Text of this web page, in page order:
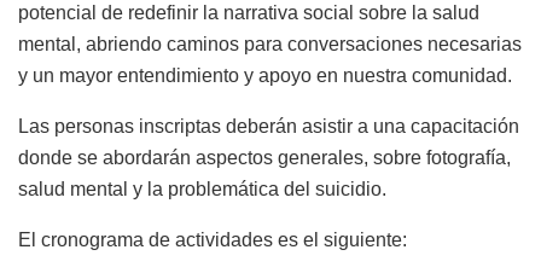
potencial de redefinir la narrativa social sobre la salud
mental, abriendo caminos para conversaciones necesarias
y un mayor entendimiento y apoyo en nuestra comunidad.
Las personas inscriptas deberán asistir a una capacitación
donde se abordarán aspectos generales, sobre fotografía,
salud mental y la problemática del suicidio.
El cronograma de actividades es el siguiente: